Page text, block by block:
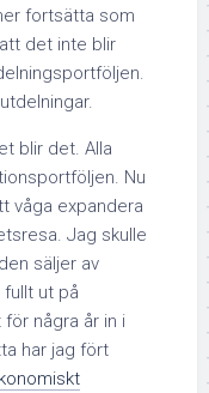
fortsätta som
det inte blir
blir det. Alla
Nu
våga expandera
Jag skulle
säljer av
ut på
några år in i
har jag fört